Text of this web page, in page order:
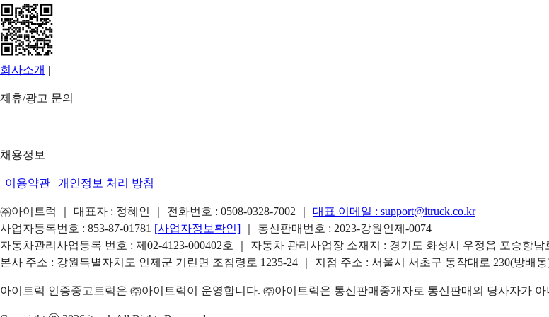
회사소개 |
제휴/광고 문의
|
채용정보
| 이용약관 | 개인정보 처리 방침
㈜아이트럭 ｜ 대표자 : 정혜인 ｜ 전화번호 : 0508-0328-7002 대표 이메일 : support@itruck.co.kr
사업자등록번호 : 853-87-01781 [사업자정보확인]
｜ 통신판매번호 : 2023-강원인제-0074
자동차관리사업등록 번호 : 제02-4123-000402호 ｜ 자동차 관리사업장 소재지 : 경기도 화성시 우정읍 포승항남
본사 주소 : 강원특별자치도 인제군 기린면 조침령로 1235-24 ｜ 지점 주소 : 서울시 서초구 동작대로 230(방배
아이트럭 인증중고트럭은 ㈜아이트럭이 운영합니다. ㈜아이트럭은 통신판매중개자로 통신판매의 당사자가